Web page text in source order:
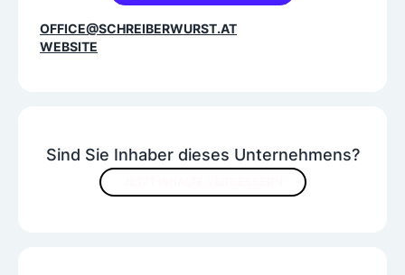
Sind Sie Inhaber dieses Unternehmens?
OFFICE@SCHREIBERWURST.AT
WEBSITE